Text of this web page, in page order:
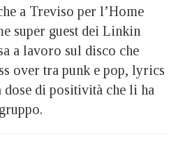
a Treviso per l’Home
super guest dei Linkin
a lavoro sul disco che
over tra punk e pop, lyrics
di positività che li ha